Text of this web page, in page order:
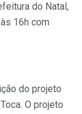
do Natal,
16h com
do projeto
O projeto